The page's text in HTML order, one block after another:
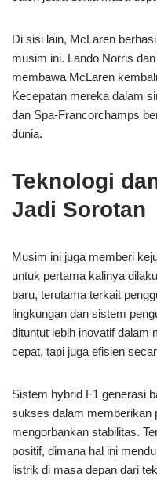
Di sisi lain, McLaren
musim ini. Lando Norris
membawa McLaren
Kecepatan mereka dalam
dan Spa-Francorchamps
dunia.
Teknologi
Jadi Sorotan
Musim ini juga memberi
untuk pertama kalinya
baru, terutama terkait
lingkungan dan sistem
dituntut lebih inovatif dalam
cepat, tapi juga efisien
Sistem hybrid F1 generasi
sukses dalam memberikan
mengorbankan stabilitas.
positif, dimana hal ini
listrik di masa depan dari